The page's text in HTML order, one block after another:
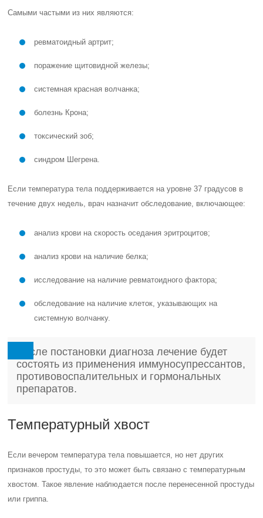
Самыми частыми из них являются:
ревматоидный артрит;
поражение щитовидной железы;
системная красная волчанка;
болезнь Крона;
токсический зоб;
синдром Шегрена.
Если температура тела поддерживается на уровне 37 градусов в
течение двух недель, врач назначит обследование, включающее:
анализ крови на скорость оседания эритроцитов;
анализ крови на наличие белка;
исследование на наличие ревматоидного фактора;
обследование на наличие клеток, указывающих на
системную волчанку.
После постановки диагноза лечение будет
состоять из применения иммуносупрессантов,
противовоспалительных и гормональных
препаратов.
Температурный хвост
Если вечером температура тела повышается, но нет других
признаков простуды, то это может быть связано с температурным
хвостом. Такое явление наблюдается после перенесенной простуды
или гриппа.